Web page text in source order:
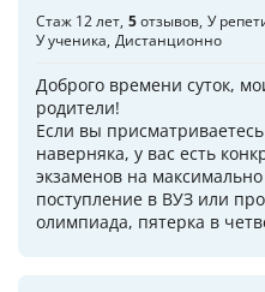
Стаж 12 лет 5отзывов У
У ученика Дистанционно
Доброго времени суток,
родители!
Если вы
наверняка, у вас есть
экзаменов на
поступление в ВУЗ или
олимпиада, пятерка в